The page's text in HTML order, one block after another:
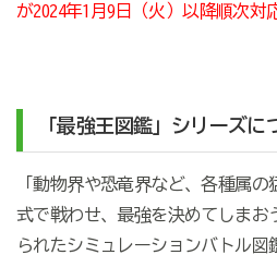
が2024年1月9日（火）以降順次対
「最強王図鑑」シリーズに
「動物界や恐竜界など、各種属
式で戦わせ、最強を決めてしまお
られたシミュレーションバトル図